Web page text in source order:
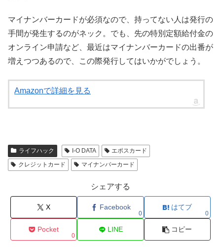
マイナンバーカードが必須なので、持ってない人は発行の
手間が発生するのがネック。でも、先の特別定額給付金の
オンライン申請など、最近はマイナンバーカードの出番が
増えつつあるので、この際発行してはいかがでしょう。
Amazonで詳細を見る
ライフハック I-O DATA
エポスカード
クレジットカード
マイナンバーカード
シェアする
X Facebook
0
はてブ
0
Pocket
0
LINE コピー